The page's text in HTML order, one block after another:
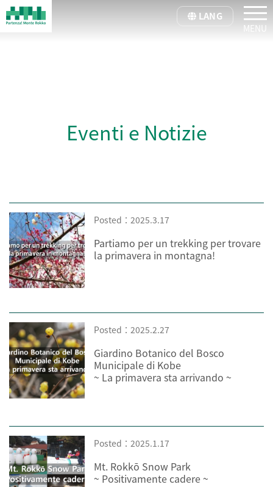
LANG
Eventi e Notizie
Posted：2025.3.17
Partiamo per un trekking per trovare
la primavera in montagna!
Posted：2025.2.27
Giardino Botanico del Bosco
Municipale di Kobe
~ La primavera sta arrivando ~
Posted：2025.1.17
Mt. Rokkō Snow Park
~ Positivamente cadere ~